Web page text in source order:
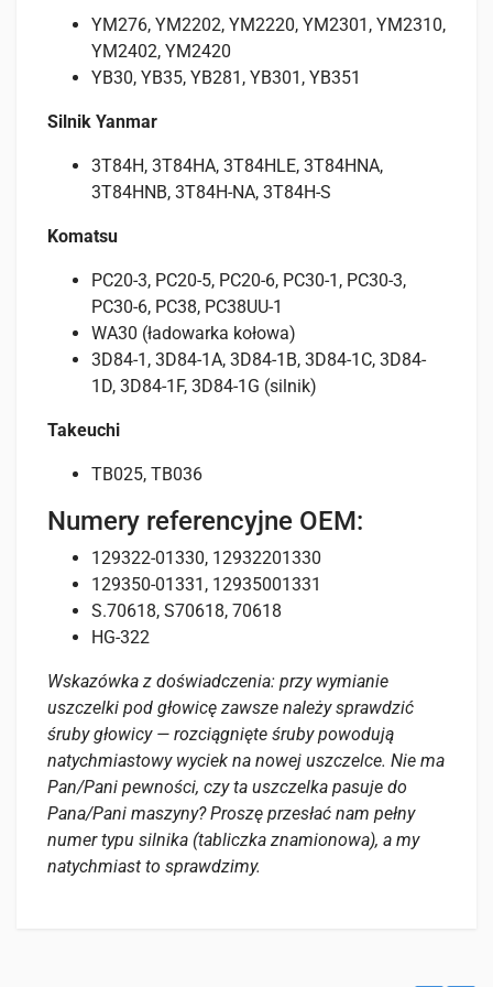
YM276, YM2202, YM2220, YM2301, YM2310,
YM2402, YM2420
YB30, YB35, YB281, YB301, YB351
Silnik Yanmar
3T84H, 3T84HA, 3T84HLE, 3T84HNA,
3T84HNB, 3T84H-NA, 3T84H-S
Komatsu
PC20-3, PC20-5, PC20-6, PC30-1, PC30-3,
PC30-6, PC38, PC38UU-1
WA30 (ładowarka kołowa)
3D84-1, 3D84-1A, 3D84-1B, 3D84-1C, 3D84-
1D, 3D84-1F, 3D84-1G (silnik)
Takeuchi
TB025, TB036
Numery referencyjne OEM:
129322-01330, 12932201330
129350-01331, 12935001331
S.70618, S70618, 70618
HG-322
Wskazówka z doświadczenia: przy wymianie
uszczelki pod głowicę zawsze należy sprawdzić
śruby głowicy — rozciągnięte śruby powodują
natychmiastowy wyciek na nowej uszczelce. Nie ma
Pan/Pani pewności, czy ta uszczelka pasuje do
Pana/Pani maszyny? Proszę przesłać nam pełny
numer typu silnika (tabliczka znamionowa), a my
natychmiast to sprawdzimy.